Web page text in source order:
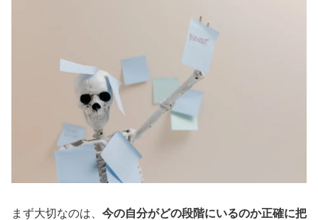
まず大切なのは、 今の自分がどの段階にいるのか正確に把